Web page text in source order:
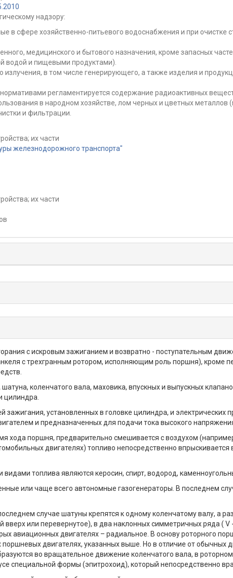
надзору:
в сфере хозяйственно-питьевого водоснабжения и при очистке
медицинского и бытового назначения, кроме запасных
водой и пищевыми продуктами).
в том числе генерирующего, а также изделия и
регламентируется содержание радиоактивных
в народном хозяйстве, лом черных и цветных металлов
и фильтрации.
их части
железнодорожного транспорта"
их части
с искровым зажиганием и возвратно - поступательным
с трехгранным ротором, исполняющим роль поршня), кроме
коленчатого вала, маховика, впускных и выпускных
цилиндра.
зажигания, установленных в головке цилиндра, и электрических
и предназначенных для подачи тока высокого
хода поршня, предварительно смешивается с воздухом
двигателях) топливо непосредственно впрыскивается
топлива являются керосин, спирт, водород,
или чаще всего автономные газогенераторы. В последнем
случае шатуны крепятся к одному коленчатому валу, а
или перевернутое), в два наклонных симметричных ряда ( V
авиационных двигателях – радиальное. В основу роторного
двигателях, указанных выше. Но в отличие от обычных
во вращательное движение коленчатого вала, в
специальной формы (эпитрохоид), который непосредственно